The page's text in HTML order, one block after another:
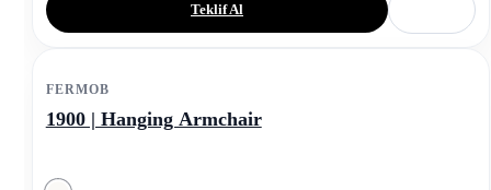
Teklif Al
FERMOB
1900 | Hanging Armchair